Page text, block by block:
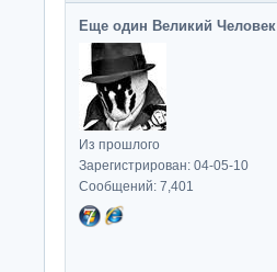
Еще один Великий Человек
Из прошлого
Зарегистрирован: 04-05-10
Сообщений: 7,401